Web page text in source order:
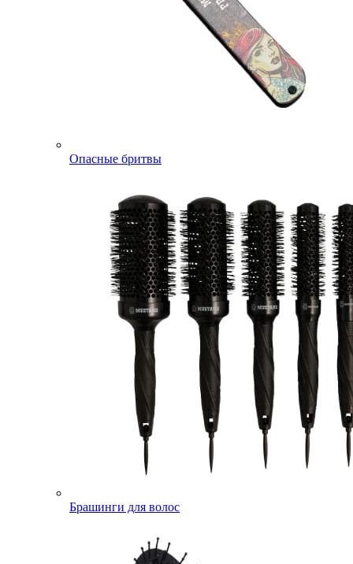
Опасные бритвы
Брашинги для волос